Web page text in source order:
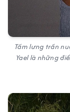
Tấm lưng trần
Yael là những